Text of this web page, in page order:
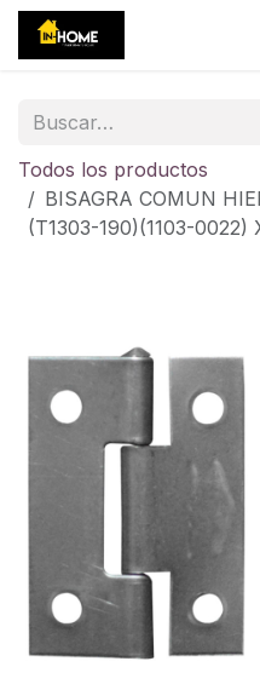
Ir al contenido
Todos los productos
BISAGRA COMUN
(T1303-190)(1103-0022)